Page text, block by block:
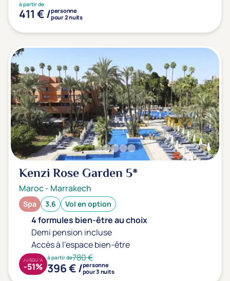
à partir de
411 € /personne
pour 2 nuits
Kenzi Rose Garden 5*
Maroc- Marrakech
Spa 3.6 Vol en option
4 formules bien-être au choix
Demi pension incluse
Accès à l'espace bien-être
à partir de780 €
396 € /personne
pour 3 nuits
JUSQU'À
-51%